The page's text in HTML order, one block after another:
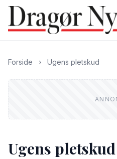
Forside › Ugens pletskud
Ugens pletskud